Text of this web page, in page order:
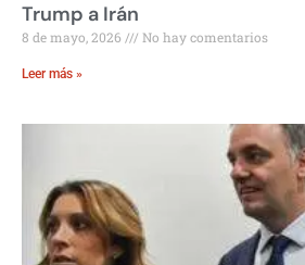
Trump a Irán
8 de mayo, 2026 No hay comentarios
Leer más »